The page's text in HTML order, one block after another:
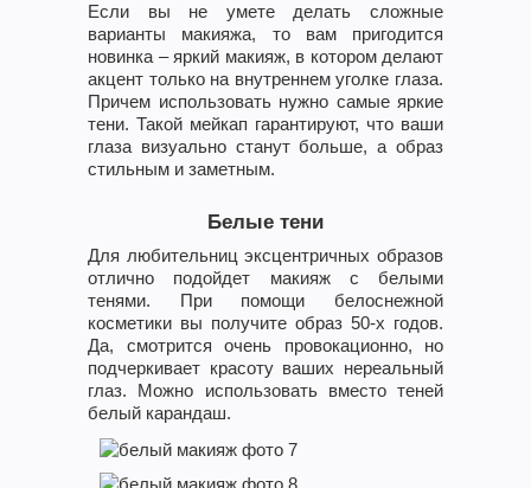
Если вы не умете делать сложные
варианты макияжа, то вам пригодится
новинка – яркий макияж, в котором делают
акцент только на внутреннем уголке глаза.
Причем использовать нужно самые яркие
тени. Такой мейкап гарантируют, что ваши
глаза визуально станут больше, а образ
стильным и заметным.
Белые тени
Для любительниц эксцентричных образов
отлично подойдет макияж с белыми
тенями. При помощи белоснежной
косметики вы получите образ 50-х годов.
Да, смотрится очень провокационно, но
подчеркивает красоту ваших нереальный
глаз. Можно использовать вместо теней
белый карандаш.